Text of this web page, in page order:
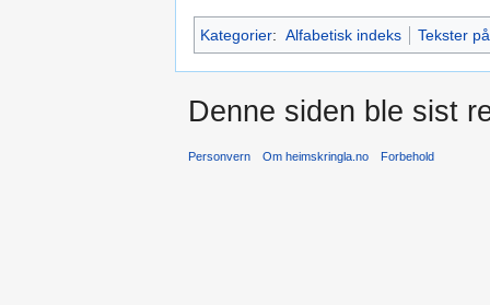
Kategorier: Alfabetisk indeks Tekster
Denne siden ble sist
Personvern Om heimskringla.no Forbehold